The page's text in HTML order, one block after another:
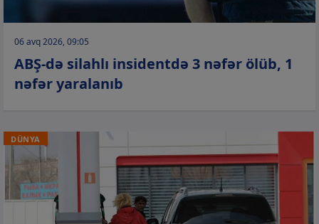
06 avq 2026, 09:05
ABŞ-də silahlı insidentdə 3 nəfər ölüb, 1
nəfər yaralanıb
DÜNYA